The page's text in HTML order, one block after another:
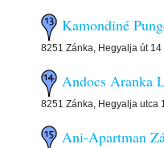
Kamondiné
8251 Zánka, Hegyalja út 14
Andocs Aranka
8251 Zánka, Hegyalja utca
Ani-Apartman